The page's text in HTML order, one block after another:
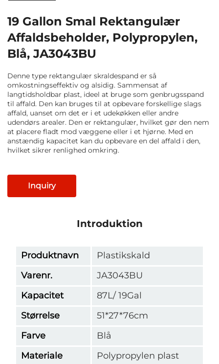
19 Gallon Smal Rektangulær
Affaldsbeholder, Polypropylen,
Blå, JA3043BU
Denne type rektangulær skraldespand er så
omkostningseffektiv og alsidig. Sammensat af
langtidsholdbar plast, ideel at bruge som genbrugsspand
til affald. Den kan bruges til at opbevare forskellige slags
affald, uanset om det er i et udekøkken eller andre
udendørs arealer. Den er rektangulær, hvilket gør den nem
at placere fladt mod væggene eller i et hjørne. Med en
anstændig kapacitet kan du opbevare en del affald i den,
hvilket sikrer renlighed omkring.
Inquiry
Introduktion
Produktnavn
Plastikskald
Varenr.
JA3043BU
Kapacitet
87L/ 19Gal
Størrelse
51*27*76cm
Farve
Blå
Materiale
Polypropylen plast